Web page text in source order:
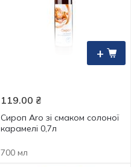
+
119.00 ₴
Сироп Aro зі смаком солоної
карамелі 0,7л
700 мл